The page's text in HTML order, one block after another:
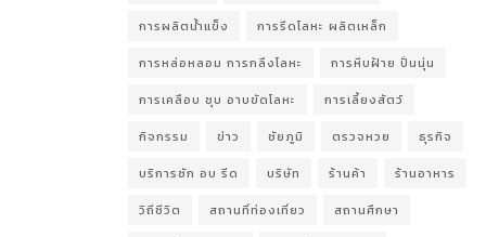
การผลิตน้ำแข็ง การรีดโลหะ ผลิตเหล็ก
การหล่อหลอม การกลึงโลหะ การหีบฝ้าย ปั่นนุ่น
การเคลือบ ชุบ อาบขัดโลหะ การเลี้ยงสัตว์
กิจกรรม ข่าว ชัยภูมิ ตรวจหวย ธุรกิจ
บริการซัก อบ รีด บริษัท ร้านค้า ร้านอาหาร
วิถีชีวิต สถานที่ท่องเที่ยว สถานศึกษา